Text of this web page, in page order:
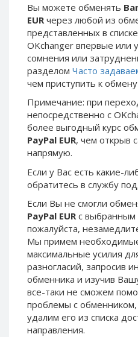
Вы можете обменять
EUR через любой из
представленных в
OKchanger впервые или
сомнения или
разделом Часто
чем приступить к
Примечание: при
непосредственно c
более выгодный курс
PayPal EUR, чем открыв
напрямую.
Если у Вас есть какие-
обратитесь в службу
Если Вы не смогли
PayPal EURс выбранным
пожалуйста,
Мы примем
максимальные усилия
разногласий, запросив
обменника и изучив
все-таки не сможем
проблемы c
удалим его из списка
направления.
Skril INR
Skril PLN
Skril GBP
Skril AUD
Skril NOK
Paxum USD
Paxum EUR
Epay USD
Phone Balance RUB
Phone Balance UAH
Phone Balance AMD
Neteller USD
Neteller EUR
Neteller INR
Neteller PLN
Neteller GBP
Neteller NOK